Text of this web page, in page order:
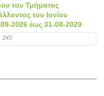
του Τμήματος
του Ιονίου
2026 έως 31-08-2029
243